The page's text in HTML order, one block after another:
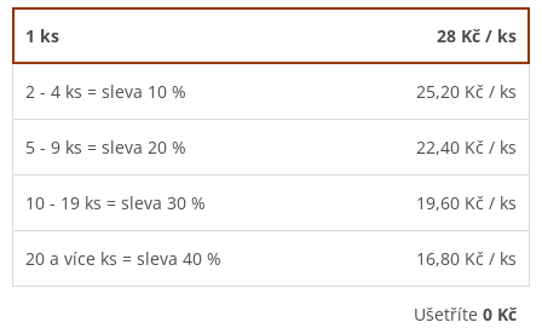
1 ks 28 Kč / ks
2 - 4 ks = sleva 10 % 25,20 Kč / ks
5 - 9 ks = sleva 20 % 22,40 Kč / ks
10 - 19 ks = sleva 30 % 19,60 Kč / ks
20 a více ks = sleva 40 % 16,80 Kč / ks
Ušetříte 0 Kč